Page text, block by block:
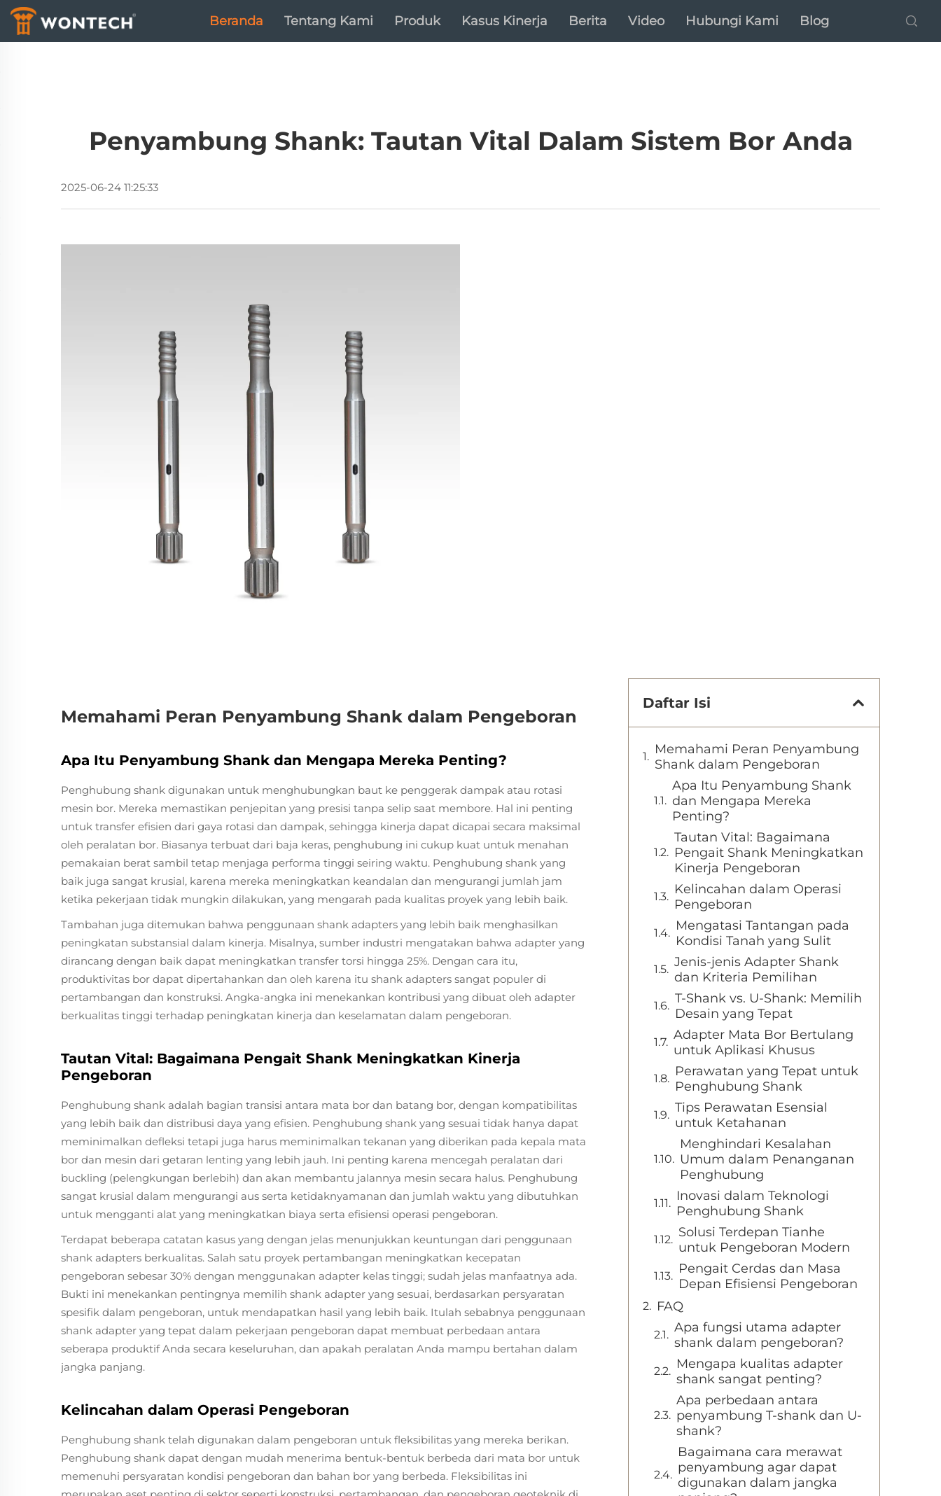
Beranda Tentang Kami Produk Kasus Kinerja Berita Video Hubungi Kami Blog
Penyambung Shank: Tautan Vital Dalam Sistem Bor Anda
2025-06-24 11:25:33
Memahami Peran Penyambung Shank dalam Pengeboran
Apa Itu Penyambung Shank dan Mengapa Mereka Penting?
Penghubung shank digunakan untuk menghubungkan baut ke penggerak dampak atau rotasi
mesin bor. Mereka memastikan penjepitan yang presisi tanpa selip saat membore. Hal ini penting
untuk transfer efisien dari gaya rotasi dan dampak, sehingga kinerja dapat dicapai secara maksimal
oleh peralatan bor. Biasanya terbuat dari baja keras, penghubung ini cukup kuat untuk menahan
pemakaian berat sambil tetap menjaga performa tinggi seiring waktu. Penghubung shank yang
baik juga sangat krusial, karena mereka meningkatkan keandalan dan mengurangi jumlah jam
ketika pekerjaan tidak mungkin dilakukan, yang mengarah pada kualitas proyek yang lebih baik.
Tambahan juga ditemukan bahwa penggunaan shank adapters yang lebih baik menghasilkan
peningkatan substansial dalam kinerja. Misalnya, sumber industri mengatakan bahwa adapter yang
dirancang dengan baik dapat meningkatkan transfer torsi hingga 25%. Dengan cara itu,
produktivitas bor dapat dipertahankan dan oleh karena itu shank adapters sangat populer di
pertambangan dan konstruksi. Angka-angka ini menekankan kontribusi yang dibuat oleh adapter
berkualitas tinggi terhadap peningkatan kinerja dan keselamatan dalam pengeboran.
Tautan Vital: Bagaimana Pengait Shank Meningkatkan Kinerja
Pengeboran
Penghubung shank adalah bagian transisi antara mata bor dan batang bor, dengan kompatibilitas
yang lebih baik dan distribusi daya yang efisien. Penghubung shank yang sesuai tidak hanya dapat
meminimalkan defleksi tetapi juga harus meminimalkan tekanan yang diberikan pada kepala mata
bor dan mesin dari getaran lenting yang lebih jauh. Ini penting karena mencegah peralatan dari
buckling (pelengkungan berlebih) dan akan membantu jalannya mesin secara halus. Penghubung
sangat krusial dalam mengurangi aus serta ketidaknyamanan dan jumlah waktu yang dibutuhkan
untuk mengganti alat yang meningkatkan biaya serta efisiensi operasi pengeboran.
Terdapat beberapa catatan kasus yang dengan jelas menunjukkan keuntungan dari penggunaan
shank adapters berkualitas. Salah satu proyek pertambangan meningkatkan kecepatan
pengeboran sebesar 30% dengan menggunakan adapter kelas tinggi; sudah jelas manfaatnya ada.
Bukti ini menekankan pentingnya memilih shank adapter yang sesuai, berdasarkan persyaratan
spesifik dalam pengeboran, untuk mendapatkan hasil yang lebih baik. Itulah sebabnya penggunaan
shank adapter yang tepat dalam pekerjaan pengeboran dapat membuat perbedaan antara
seberapa produktif Anda secara keseluruhan, dan apakah peralatan Anda mampu bertahan dalam
jangka panjang.
Kelincahan dalam Operasi Pengeboran
Penghubung shank telah digunakan dalam pengeboran untuk fleksibilitas yang mereka berikan.
Penghubung shank dapat dengan mudah menerima bentuk-bentuk berbeda dari mata bor untuk
memenuhi persyaratan kondisi pengeboran dan bahan bor yang berbeda. Fleksibilitas ini
Daftar Isi
Memahami Peran Penyambung
Shank dalam Pengeboran
Apa Itu Penyambung Shank
dan Mengapa Mereka
Penting?
Tautan Vital: Bagaimana
Pengait Shank Meningkatkan
Kinerja Pengeboran
Kelincahan dalam Operasi
Pengeboran
Mengatasi Tantangan pada
Kondisi Tanah yang Sulit
Jenis-jenis Adapter Shank
dan Kriteria Pemilihan
T-Shank vs. U-Shank: Memilih
Desain yang Tepat
Adapter Mata Bor Bertulang
untuk Aplikasi Khusus
Perawatan yang Tepat untuk
Penghubung Shank
Tips Perawatan Esensial
untuk Ketahanan
Menghindari Kesalahan
Umum dalam Penanganan
Penghubung
Inovasi dalam Teknologi
Penghubung Shank
Solusi Terdepan Tianhe
untuk Pengeboran Modern
Pengait Cerdas dan Masa
Depan Efisiensi Pengeboran
FAQ
Apa fungsi utama adapter
shank dalam pengeboran?
Mengapa kualitas adapter
shank sangat penting?
Apa perbedaan antara
penyambung T-shank dan U-
shank?
Bagaimana cara merawat
penyambung agar dapat
digunakan dalam jangka